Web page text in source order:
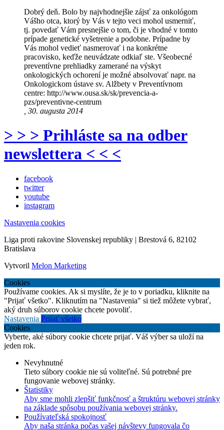
Dobrý deň. Bolo by najvhodnejšie zájsť za onkológom
Vášho otca, ktorý by Vás v tejto veci mohol usmerniť,
tj. povedať Vám presnejšie o tom, či je vhodné v tomto
prípade genetické vyšetrenie a podobne. Prípadne by
Vás mohol vedieť nasmerovať i na konkrétne
pracovisko, keďže neuvádzate odkiaľ ste. Všeobecné
preventívne prehliadky zamerané na výskyt
onkologických ochorení je možné absolvovať napr. na
Onkologickom ústave sv. Alžbety v Preventívnom
centre: http://www.ousa.sk/sk/prevencia-a-
pzs/preventivne-centrum
, 30. augusta 2014
> > > Prihláste sa na odber
newslettera < < <
facebook
twitter
youtube
instagram
Nastavenia cookies
Liga proti rakovine Slovenskej republiky | Brestová 6, 82102
Bratislava
Vytvoril Melon Marketing
Cookies
Používame cookies. Ak si myslíte, že je to v poriadku, kliknite na
"Prijať všetko". Kliknutím na "Nastavenia" si tiež môžete vybrať,
aký druh súborov cookie chcete povoliť.
Nastavenia Prijať všetko
Cookies
Vyberte, aké súbory cookie chcete prijať. Váš výber sa uloží na
jeden rok.
Nevyhnutné
Tieto súbory cookie nie sú voliteľné. Sú potrebné pre
fungovanie webovej stránky.
Štatistiky
Aby sme mohli zlepšiť funkčnosť a štruktúru webovej stránky
na základe spôsobu používania webovej stránky.
Používateľská spokojnosť
Aby naša stránka počas vašej návštevy fungovala čo